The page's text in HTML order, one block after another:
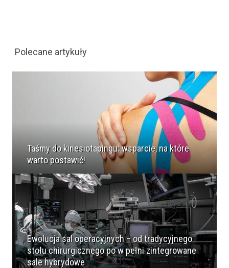
Polecane artykuły
Taśmy do kinesiotapingu: wsparcie, na które
warto postawić!
Ewolucja sal operacyjnych – od tradycyjnego
stołu chirurgicznego po w pełni zintegrowane
sale hybrydowe